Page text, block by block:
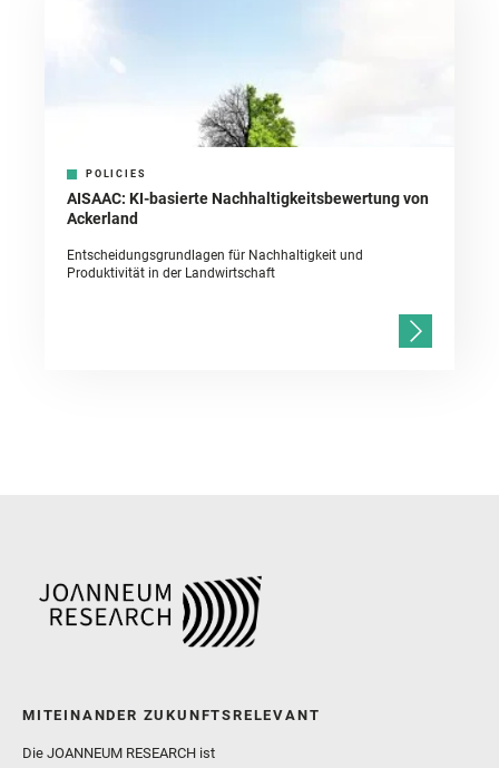
POLICIES
AISAAC: KI-basierte Nachhaltigkeitsbewertung von
Ackerland
Entscheidungsgrundlagen für Nachhaltigkeit und
Produktivität in der Landwirtschaft
MITEINANDER ZUKUNFTSRELEVANT
Die JOANNEUM RESEARCH ist